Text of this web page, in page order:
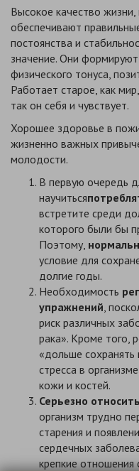
Высокое качество
обеспечивают
постоянства и
значение. Они
физического тонуса,
Работает старое, как
так он себя и чувствует.
Хорошее здоровье в
жизненно важных
молодости.
В первую очередь
научиться
встретите среди
которого были бы
Поэтому,
условие для
долгие годы.
Необходимость
упражнений,
риск различных
рака». Кроме того,
«дольше
стресса в
кожи и костей.
Серьезно
организм трудно
старения и
сердечных
крепкие отношения